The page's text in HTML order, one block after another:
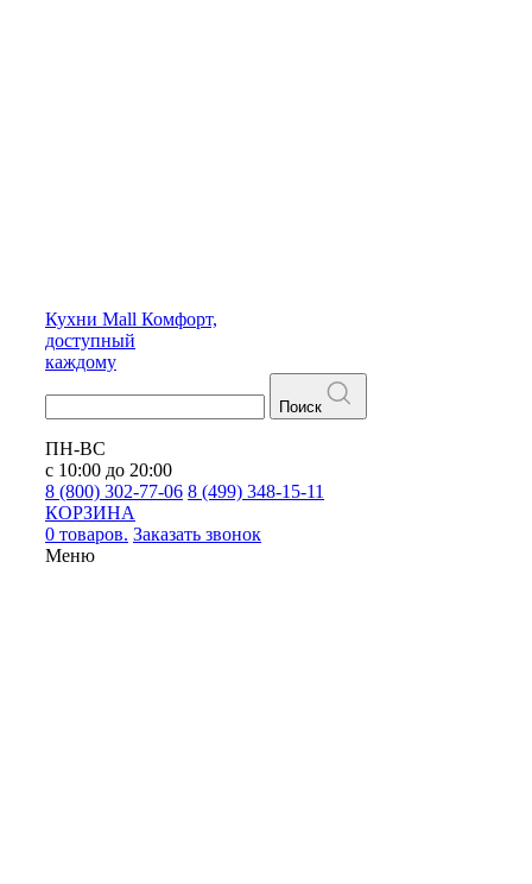
Кухни Mall Комфорт,
доступный
каждому
Поиск
ПН-ВС
с 10:00 до 20:00
8 (800) 302-77-06 8 (499) 348-15-11
КОРЗИНА
0 товаров. Заказать звонок
Меню